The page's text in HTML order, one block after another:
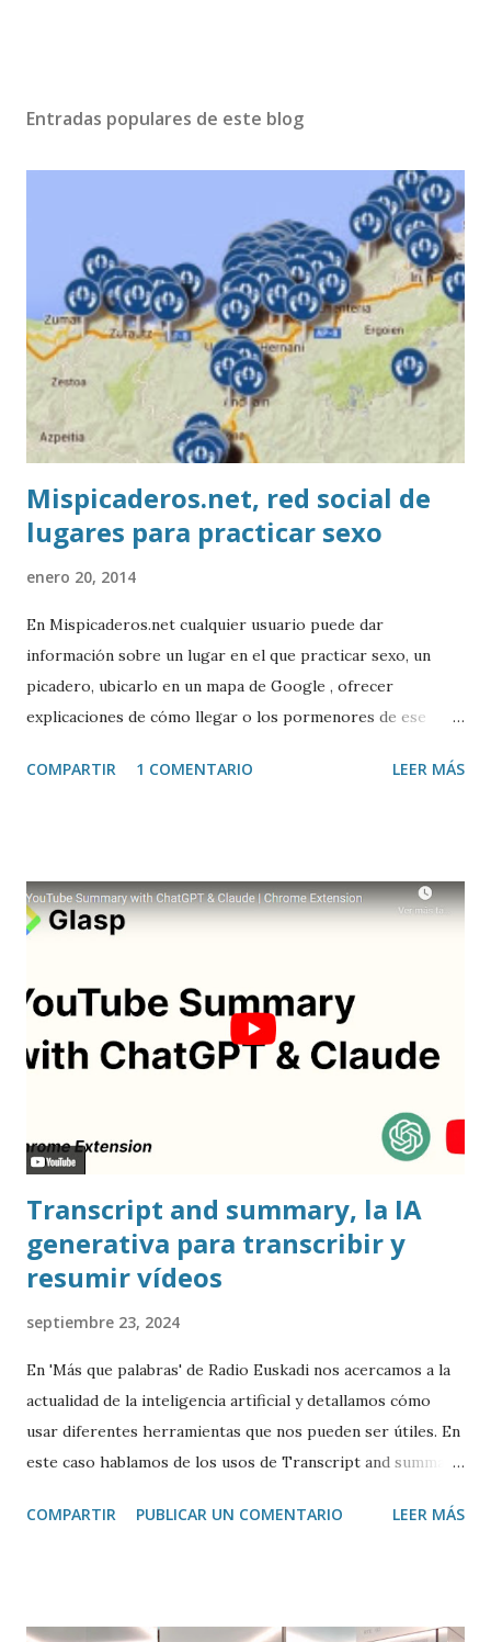
Entradas populares de este blog
Mispicaderos.net, red social de
lugares para practicar sexo
enero 20, 2014
En Mispicaderos.net cualquier usuario puede dar
información sobre un lugar en el que practicar sexo, un
picadero, ubicarlo en un mapa de Google , ofrecer
explicaciones de cómo llegar o los pormenores de ese
el creador de este portal. Descargar mp3
COMPARTIR 1 COMENTARIO LEER MÁS
Transcript and summary, la IA
generativa para transcribir y
resumir vídeos
septiembre 23, 2024
En 'Más que palabras' de Radio Euskadi nos acercamos a la
actualidad de la inteligencia artificial y detallamos cómo
usar diferentes herramientas que nos pueden ser útiles. En
este caso hablamos de los usos de Transcript and summary
transcribir y resumir los vídeos de Youtube, así como
COMPARTIR PUBLICAR UN COMENTARIO LEER MÁS